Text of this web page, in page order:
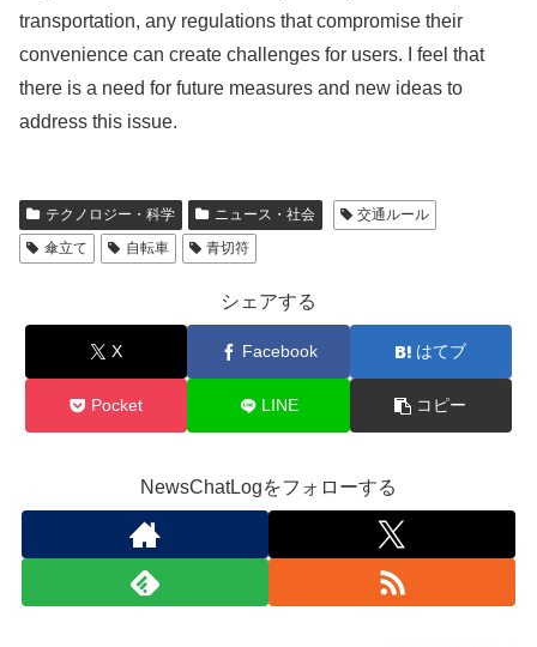
transportation, any regulations that compromise their
convenience can create challenges for users. I feel that
there is a need for future measures and new ideas to
address this issue.
テクノロジー・科学 ニュース・社会
交通ルール
傘立て
自転車 青切符
シェアする
X Facebook はてブ
Pocket LINE コピー
NewsChatLogをフォローする